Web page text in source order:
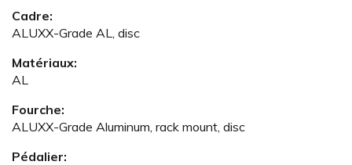
Cadre:
ALUXX-Grade AL, disc
Matériaux:
AL
Fourche:
ALUXX-Grade Aluminum, rack mount, disc
Pédalier: